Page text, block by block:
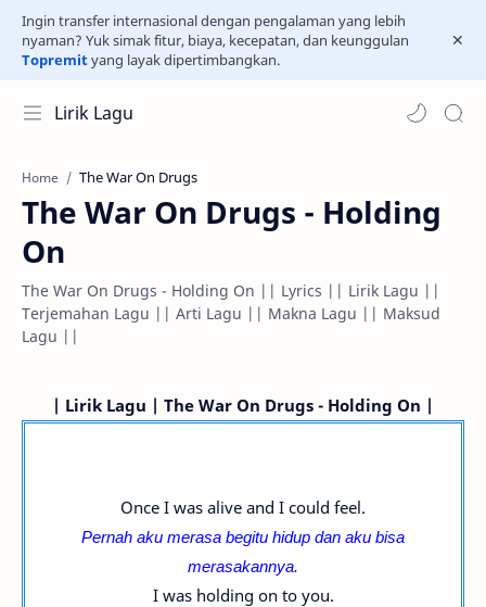
Ingin transfer internasional dengan pengalaman yang lebih
nyaman? Yuk simak fitur, biaya, kecepatan, dan keunggulan
Topremityang layak dipertimbangkan.
Lirik Lagu
Home The War On Drugs
The War On Drugs - Holding
On
The War On Drugs - Holding On || Lyrics || Lirik Lagu ||
Terjemahan Lagu || Arti Lagu || Makna Lagu || Maksud
Lagu ||
| Lirik Lagu | The War On Drugs - Holding On |
Once I was alive and I could feel.
Pernah aku merasa begitu hidup dan aku bisa
merasakannya.
I was holding on to you.